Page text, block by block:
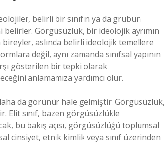
belirli bir sınıfın ya da grubun
belirler. Görgüsüzlük, bir ideolojik ayrımın
bireyler, aslında belirli ideolojik temellere
değil, aynı zamanda sınıfsal yapının
gösterilen bir tepki olarak
anlamamıza yardımcı olur.
da görünür hale gelmiştir. Görgüsüzlük,
sınıf, bazen görgüsüzlükle
bu bakış açısı, görgüsüzlüğü toplumsal
cinsiyet, etnik kimlik veya sınıf üzerinden